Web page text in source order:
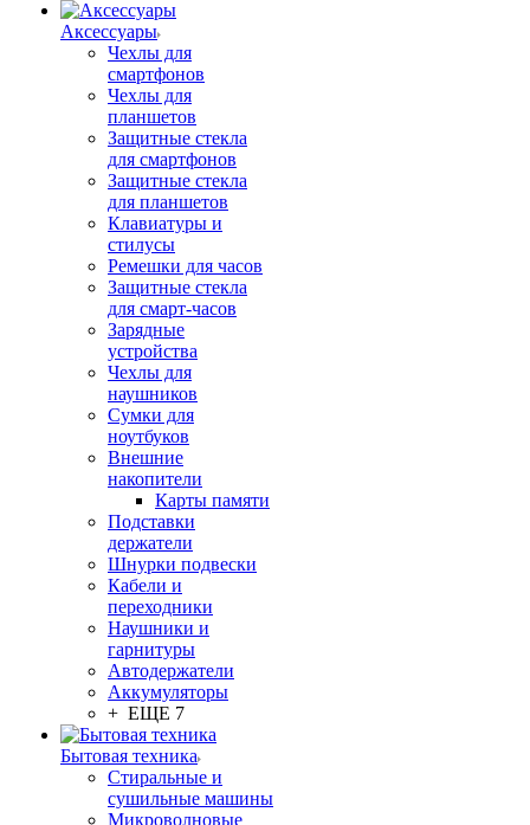
Аксессуары
Чехлы для
смартфонов
Чехлы для
планшетов
Защитные стекла
для смартфонов
Защитные стекла
для планшетов
Клавиатуры и
стилусы
Ремешки для часов
Защитные стекла
для смарт-часов
Зарядные
устройства
Чехлы для
наушников
Сумки для
ноутбуков
Внешние
накопители
Карты памяти
Подставки
держатели
Шнурки подвески
Кабели и
переходники
Наушники и
гарнитуры
Автодержатели
Аккумуляторы
+ ЕЩЕ 7
Бытовая техника
Стиральные и
сушильные машины
Микроволновые